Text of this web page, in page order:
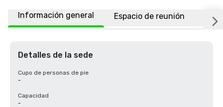
Información general Espacio de reunión
Detalles de la sede
Cupo de personas de pie
-
Capacidad
-